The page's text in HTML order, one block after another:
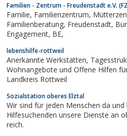
Familien - Zentrum - Freudenstadt e.V.
Familie, Familienzentrum, Mütterzentrum, Kinderbetreuung,
Familienberatung, Freudenstadt, Bürgerschaftliches
Engagement, BE,
lebenshilfe-rottweil
Anerkannte Werkstätten, Tagesstrukturierende Angebote,
Wohnangebote und Offene Hilfen
Landkreis Rottweil
Sozialstation oberes Elztal
Wir sind für jeden Menschen da
Hilfesuchenden unsere Dienste an ob alt
reich.